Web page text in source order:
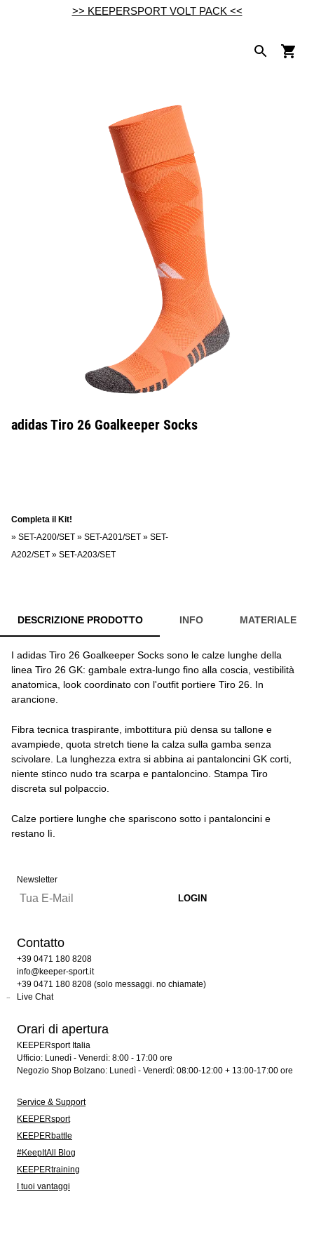
>> KEEPERSPORT VOLT PACK <<
adidas Tiro 26 Goalkeeper Socks
Completa il Kit!
» SET-A200/SET » SET-A201/SET » SET-
A202/SET » SET-A203/SET
DESCRIZIONE PRODOTTO INFO MATERIALE
I adidas Tiro 26 Goalkeeper Socks sono le calze lunghe della
linea Tiro 26 GK: gambale extra-lungo fino alla coscia, vestibilità
anatomica, look coordinato con l'outfit portiere Tiro 26. In
arancione.
Fibra tecnica traspirante, imbottitura più densa su tallone e
avampiede, quota stretch tiene la calza sulla gamba senza
scivolare. La lunghezza extra si abbina ai pantaloncini GK corti,
niente stinco nudo tra scarpa e pantaloncino. Stampa Tiro
discreta sul polpaccio.
Calze portiere lunghe che spariscono sotto i pantaloncini e
restano lì.
Newsletter
Contatto
+39 0471 180 8208
info@keeper-sport.it
+39 0471 180 8208 (solo messaggi. no chiamate)
Live Chat
Orari di apertura
KEEPERsport Italia
Ufficio: Lunedì - Venerdì: 8:00 - 17:00 ore
Negozio Shop Bolzano: Lunedì - Venerdì: 08:00-12:00 + 13:00-17:00 ore
Service & Support
KEEPERsport
KEEPERbattle
#KeepItAll Blog
KEEPERtraining
I tuoi vantaggi